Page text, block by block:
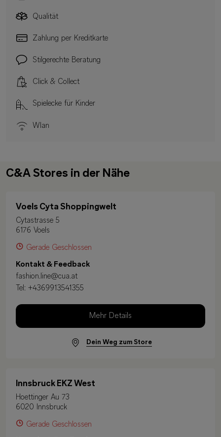
Qualität
Zahlung per Kreditkarte
Stilgerechte Beratung
Click & Collect
Spielecke für Kinder
Wlan
C&A Stores in der Nähe
Voels Cyta Shoppingwelt
Cytastrasse 5
6176 Voels
Gerade Geschlossen
Kontakt & Feedback
fashion.line@cua.at
Tel: +4369913541355
Mehr Details
Dein Weg zum Store
Innsbruck EKZ West
Hoettinger Au 73
6020 Innsbruck
Gerade Geschlossen